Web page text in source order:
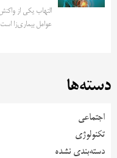
التهاب یکی از
عوامل بیماری‌زا
دسته‌ها
اجتماعی
تکنولوژی
دسته‌بندی نشده